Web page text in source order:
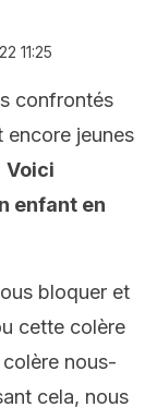
11:25
confrontés
encore jeunes
Voici
enfant en
bloquer et
cette colère
nous-
cela, nous